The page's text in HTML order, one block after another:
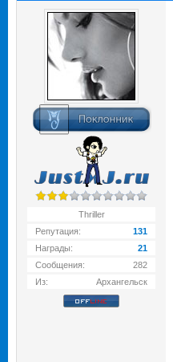
Thriller
Репутация:
131
Награды:
21
Сообщения:
282
Из:
Архангельск